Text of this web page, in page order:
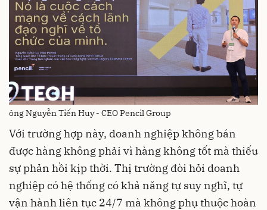
ông Nguyễn Tiến Huy - CEO Pencil Group
Với trường hợp này, doanh nghiệp không bán
được hàng không phải vì hàng không tốt mà thiếu
sự phản hồi kịp thời. Thị trường đòi hỏi doanh
nghiệp có hệ thống có khả năng tự suy nghĩ, tự
vận hành liên tục 24/7 mà không phụ thuộc hoàn